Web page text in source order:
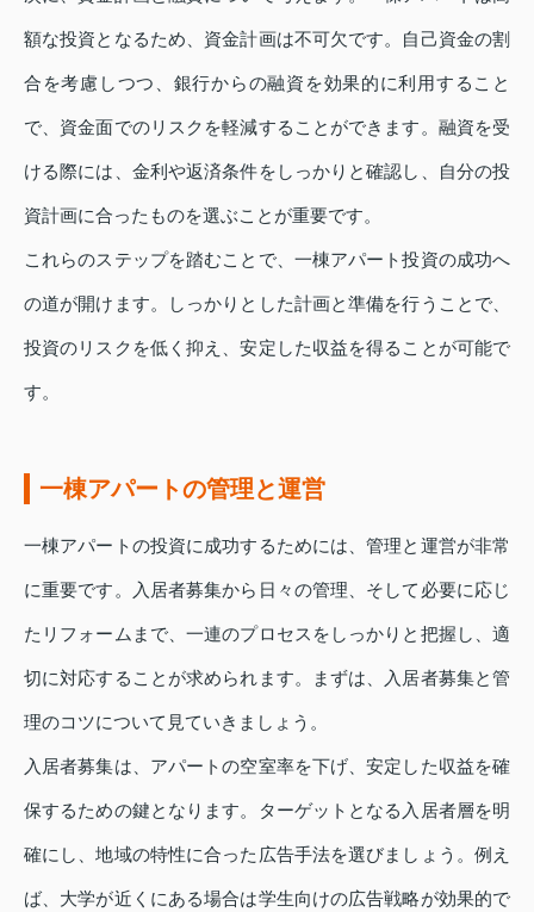
額な投資となるため、資金計画は不可欠です。自己資金の割
合を考慮しつつ、銀行からの融資を効果的に利用すること
で、資金面でのリスクを軽減することができます。融資を受
ける際には、金利や返済条件をしっかりと確認し、自分の投
資計画に合ったものを選ぶことが重要です。
これらのステップを踏むことで、一棟アパート投資の成功へ
の道が開けます。しっかりとした計画と準備を行うことで、
投資のリスクを低く抑え、安定した収益を得ることが可能で
す。
一棟アパートの管理と運営
一棟アパートの投資に成功するためには、管理と運営が非常
に重要です。入居者募集から日々の管理、そして必要に応じ
たリフォームまで、一連のプロセスをしっかりと把握し、適
切に対応することが求められます。まずは、入居者募集と管
理のコツについて見ていきましょう。
入居者募集は、アパートの空室率を下げ、安定した収益を確
保するための鍵となります。ターゲットとなる入居者層を明
確にし、地域の特性に合った広告手法を選びましょう。例え
ば、大学が近くにある場合は学生向けの広告戦略が効果的で